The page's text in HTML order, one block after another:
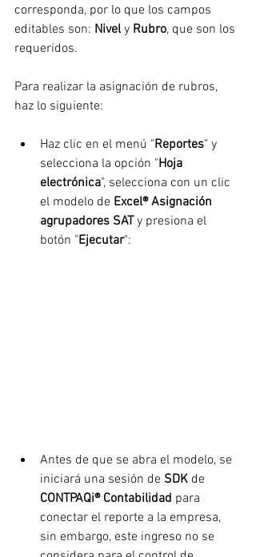
corresponda, por lo que los campos
editables son: Nivel y Rubro, que son los
requeridos.
Para realizar la asignación de rubros,
haz lo siguiente:
Haz clic en el menú "Reportes" y
selecciona la opción "Hoja
electrónica", selecciona con un clic
el modelo de Excel® Asignación
agrupadores SAT y presiona el
botón "Ejecutar":
Antes de que se abra el modelo, se
iniciará una sesión de SDK de
CONTPAQi® Contabilidad para
conectar el reporte a la empresa,
sin embargo, este ingreso no se